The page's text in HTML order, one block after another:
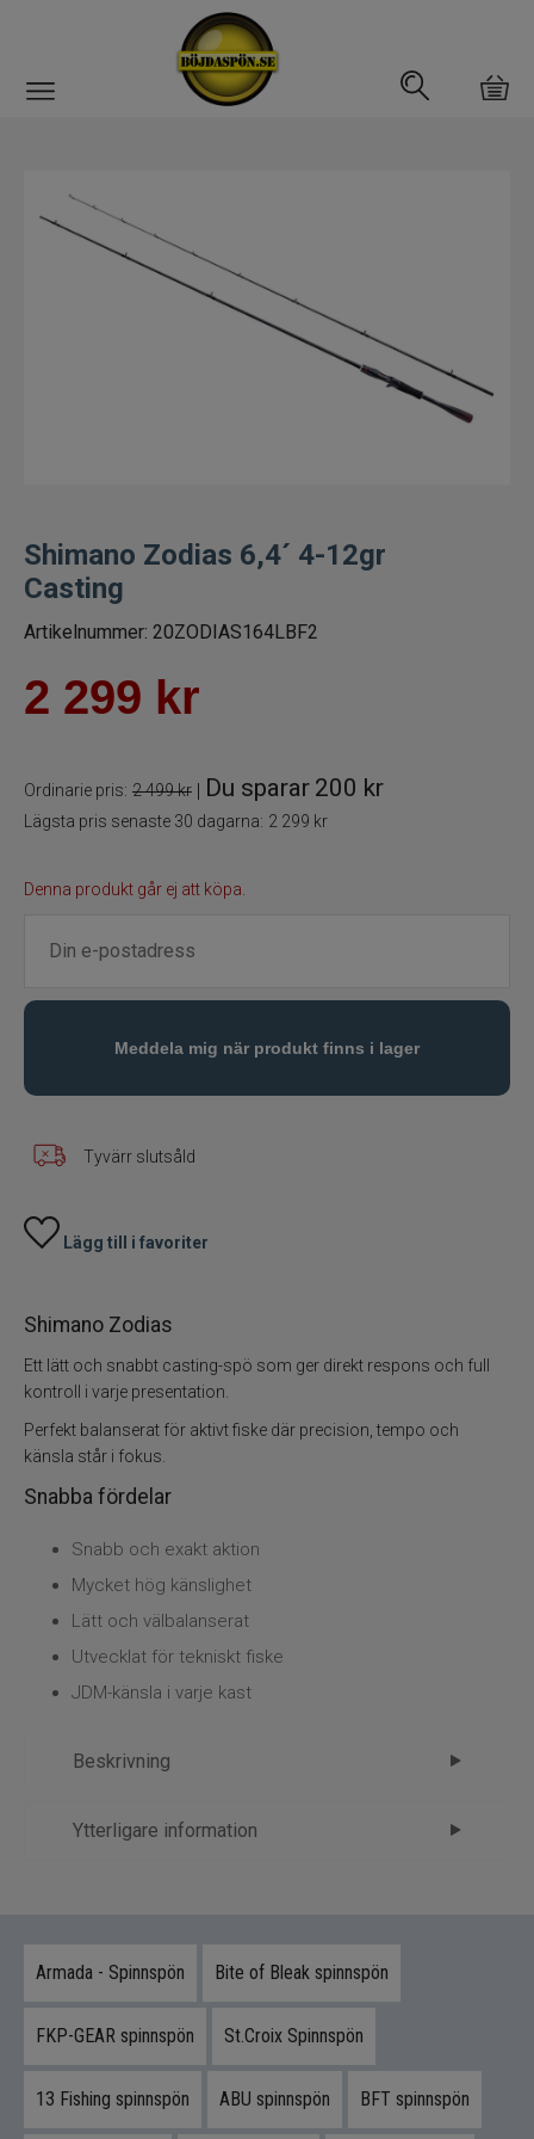
Abborrfemman
Spön för gäddfiske
Spön till abborrfiske
Havsfiskespön
Spinnspön
Teleskopspön
Vertikalspön
Trollingspön
Metspön
Fiskelinor
Tillbehör
Flugbindning
Flugfiske
Vinterfiske
Kläder
Trolling
Shimano Zodias 6,4´ 4-12gr
Casting
Artikelnummer: 20ZODIAS164LBF2
2 299 kr
Ordinarie pris: 2 499 kr | Du sparar 200 kr
Lägsta pris senaste 30 dagarna: 2 299 kr
Denna produkt går ej att köpa.
Tyvärr slutsåld
Lägg till i favoriter
Shimano Zodias
Ett lätt och snabbt casting-spö som ger direkt respons och full
kontroll i varje presentation.
Perfekt balanserat för aktivt fiske där precision, tempo och
känsla står i fokus.
Snabba fördelar
Snabb och exakt aktion
Mycket hög känslighet
Lätt och välbalanserat
Utvecklat för tekniskt fiske
JDM-känsla i varje kast
Beskrivning
Shimano Zodias – japansk precision
kräver snabb respons, låg vikt och maximal
känsla.
fiske där varje rörelse ska förmedlas direkt.
Byggkvalitet och känsla
Ytterligare information
Armada - Spinnspön Bite of Bleak spinnspön
FKP-GEAR spinnspön St.Croix Spinnspön
13 Fishing spinnspön ABU spinnspön BFT spinnspön